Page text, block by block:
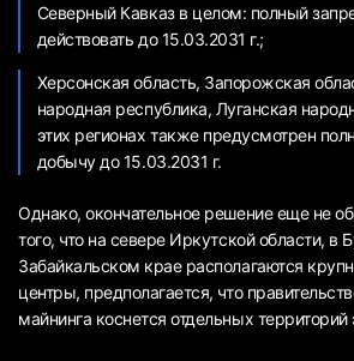
Северный Кавказ в целом: полный
действовать до 15.03.2031 г.;
Херсонская область, Запорожская
народная республика, Луганская
этих регионах также предусмотрен
добычу до 15.03.2031 г.
Однако, окончательное решение еще не
того, что на севере Иркутской области, в
Забайкальском крае располагаются
центры, предполагается, что
майнинга коснется отдельных территорий